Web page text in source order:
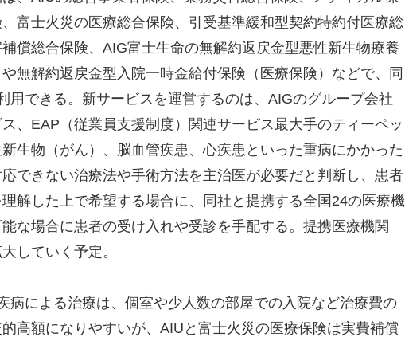
富士火災の医療総合保険、引受基準緩和型契約特約付医療総
償総合保険、AIG富士生命の無解約返戻金型悪性新生物療養
無解約返戻金型入院一時金給付保険（医療保険）などで、同
用できる。新サービスを運営するのは、AIGのグループ会社
、EAP（従業員支援制度）関連サービス最大手のティーペッ
生物（がん）、脳血管疾患、心疾患といった重病にかかった
できない治療法や手術方法を主治医が必要だと判断し、患者
解した上で希望する場合に、同社と提携する全国24の医療機
な場合に患者の受け入れや受診を手配する。提携医療機関
していく予定。
病による治療は、個室や少人数の部屋での入院など治療費の
高額になりやすいが、AIUと富士火災の医療保険は実費補償